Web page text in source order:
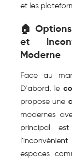
et les
🏠
et
Moderne
Face au
D'abord, le
propose une
modernes
principal
espaces